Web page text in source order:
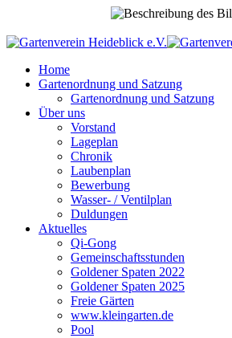
Home
Gartenordnung und Satzung
Gartenordnung und Satzung
Über uns
Vorstand
Lageplan
Chronik
Laubenplan
Bewerbung
Wasser- / Ventilplan
Duldungen
Aktuelles
Qi-Gong
Gemeinschaftsstunden
Goldener Spaten 2022
Goldener Spaten 2025
Freie Gärten
www.kleingarten.de
Pool